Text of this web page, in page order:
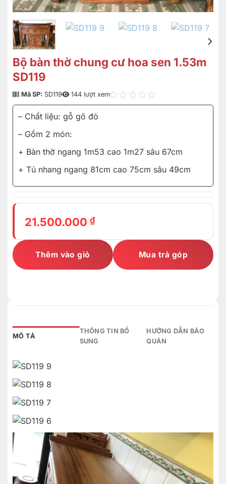
Bộ bàn thờ chung cư hoa sen 1.53m
SD119
Mã SP: SD119 144 lượt xem
– Chất liệu: gỗ gõ đỏ
– Gồm 2 món:
+ Bàn thờ ngang 1m53 cao 1m27 sâu 67cm
+ Tủ nhang ngang 81cm cao 75cm sâu 49cm
21.500.000 ₫
Thêm vào giỏ Mua trả góp
MÔ TẢ
THÔNG TIN BỔ
SUNG
HƯỚNG DẪN BẢO
QUẢN